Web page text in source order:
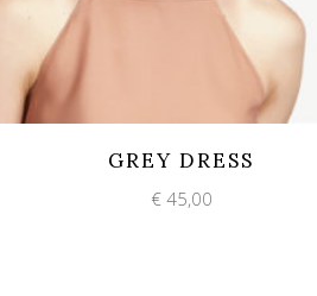
GREY DRESS
€45,00